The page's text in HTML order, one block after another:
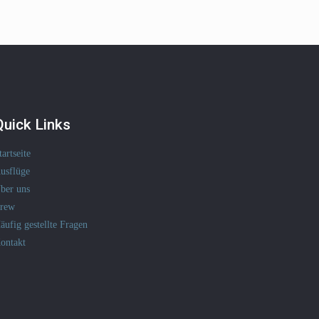
Links
uns
gestellte Fragen